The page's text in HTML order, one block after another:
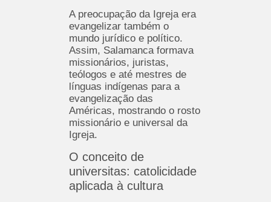
A preocupação da Igreja era
evangelizar também o
mundo jurídico e político.
Assim, Salamanca formava
missionários, juristas,
teólogos e até mestres de
línguas indígenas para a
evangelização das
Américas, mostrando o rosto
missionário e universal da
Igreja.
O conceito de
universitas: catolicidade
aplicada à cultura